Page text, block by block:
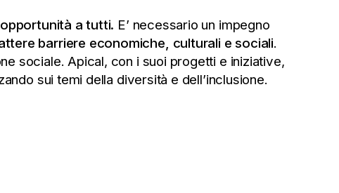
a tutti. E’ necessario un impegno
barriere economiche, culturali e sociali.
sociale. Apical, con i suoi progetti e iniziative,
sui temi della diversità e dell’inclusione.